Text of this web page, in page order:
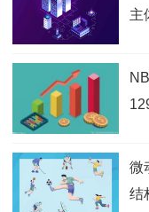
主
微
结